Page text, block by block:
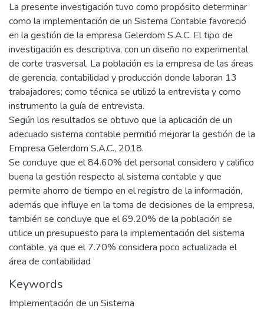
La presente investigación tuvo como propósito determinar
como la implementación de un Sistema Contable favoreció
en la gestión de la empresa Gelerdom S.A.C. El tipo de
investigación es descriptiva, con un diseño no experimental
de corte trasversal. La población es la empresa de las áreas
de gerencia, contabilidad y producción donde laboran 13
trabajadores; como técnica se utilizó la entrevista y como
instrumento la guía de entrevista.
Según los resultados se obtuvo que la aplicación de un
adecuado sistema contable permitió mejorar la gestión de la
Empresa Gelerdom S.A.C., 2018.
Se concluye que el 84.60% del personal considero y califico
buena la gestión respecto al sistema contable y que
permite ahorro de tiempo en el registro de la información,
además que influye en la toma de decisiones de la empresa,
también se concluye que el 69.20% de la población se
utilice un presupuesto para la implementación del sistema
contable, ya que el 7.70% considera poco actualizada el
área de contabilidad
Keywords
Implementación de un Sistema